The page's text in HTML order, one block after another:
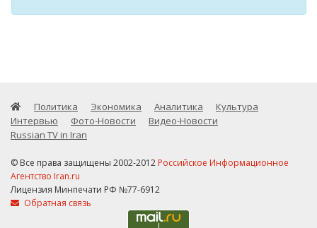
Политика Экономика Аналитика
Культура
Интервью
Фото-Новости
Видео-Новости
Russian TV in Iran
© Все права защищены 2002-2012 Российское Информационное
Агентство Iran.ru
Лицензия Минпечати РФ №77-6912
Обратная связь